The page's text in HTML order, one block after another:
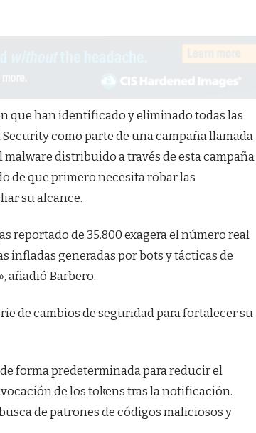
que han identificado y eliminado todas las
como parte de una campaña llamada
distribuido a través de esta campaña
de que primero necesita robar las
su alcance.
reportado de 35.800 exagera el número real
infladas generadas por bots y tácticas de
añadió Barbero.
de cambios de seguridad para fortalecer su
forma predeterminada para reducir el
de los tokens tras la notificación.
de patrones de códigos maliciosos y